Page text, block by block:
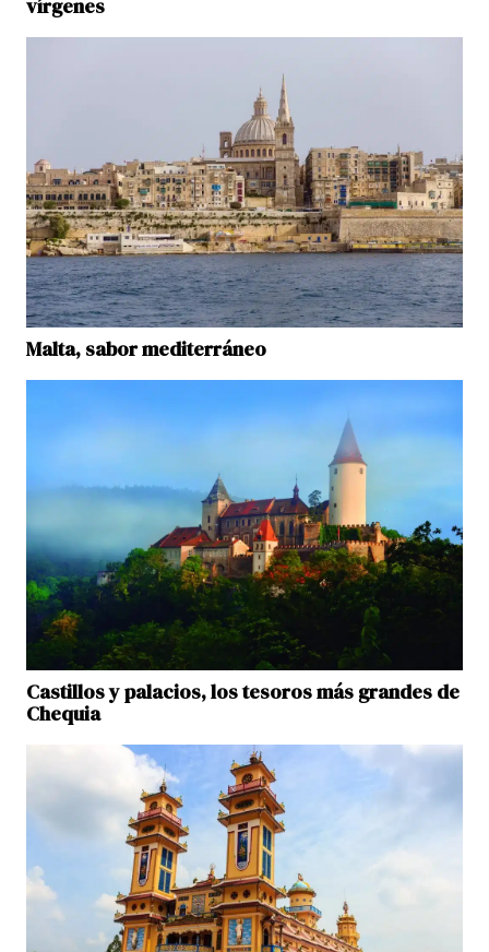
vírgenes
Malta, sabor mediterráneo
Castillos y palacios, los tesoros más grandes de
Chequia